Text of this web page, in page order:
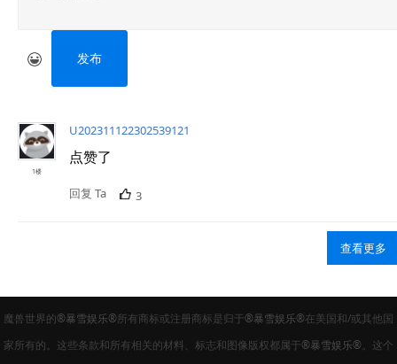
发布
1楼
U202311122302539121
点赞了
回复 Ta 3
查看更多
魔兽世界的®暴雪娱乐®所有商标或注册商标是归于®暴雪娱乐®在美国和/或其他国
家所有的。这些条款和所有相关的材料、标志和图像版权都属于®暴雪娱乐®。这个